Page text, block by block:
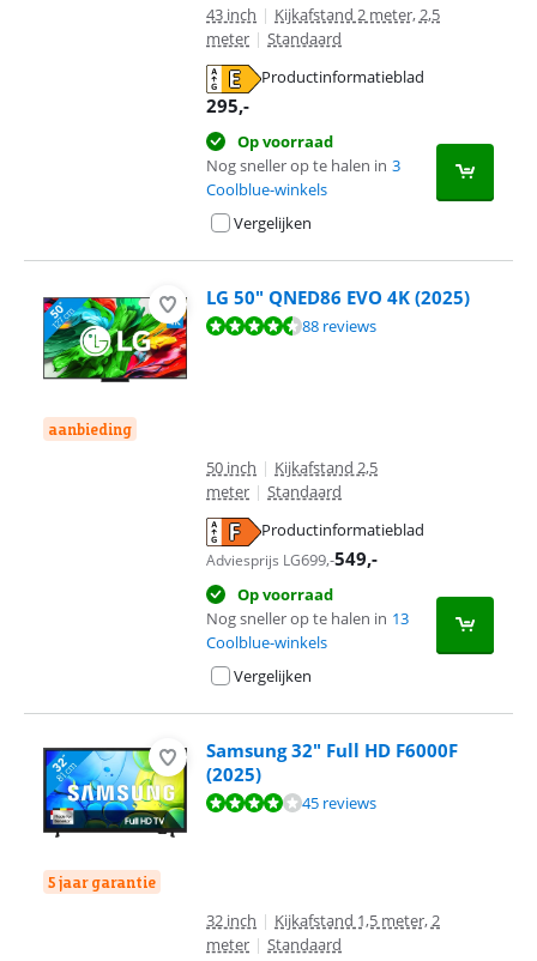
43 inch | Kijkafstand 2 meter, 2,5
meter | Standaard
Productinformatieblad
295,-
Op voorraad
Nog sneller op te halen in 3
Coolblue-winkels
Vergelijken
aanbieding
LG 50" QNED86 EVO 4K (2025)
Beoordeling is 8,7 van de 10, gebaseerd op 88 reviews.
88 reviews
50 inch | Kijkafstand 2,5
meter | Standaard
Productinformatieblad
Adviesprijs LG699,-549,-
Op voorraad
Nog sneller op te halen in 13
Coolblue-winkels
Vergelijken
5 jaar garantie
Samsung 32" Full HD F6000F
(2025)
Beoordeling is 7,8 van de 10, gebaseerd op 45 reviews.
45 reviews
32 inch | Kijkafstand 1,5 meter, 2
meter | Standaard